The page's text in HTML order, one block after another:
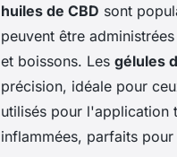
huiles de CBD sont
peuvent être
et boissons. Les gélules
précision, idéale pour
utilisés pour l'application
inflammées, parfaits